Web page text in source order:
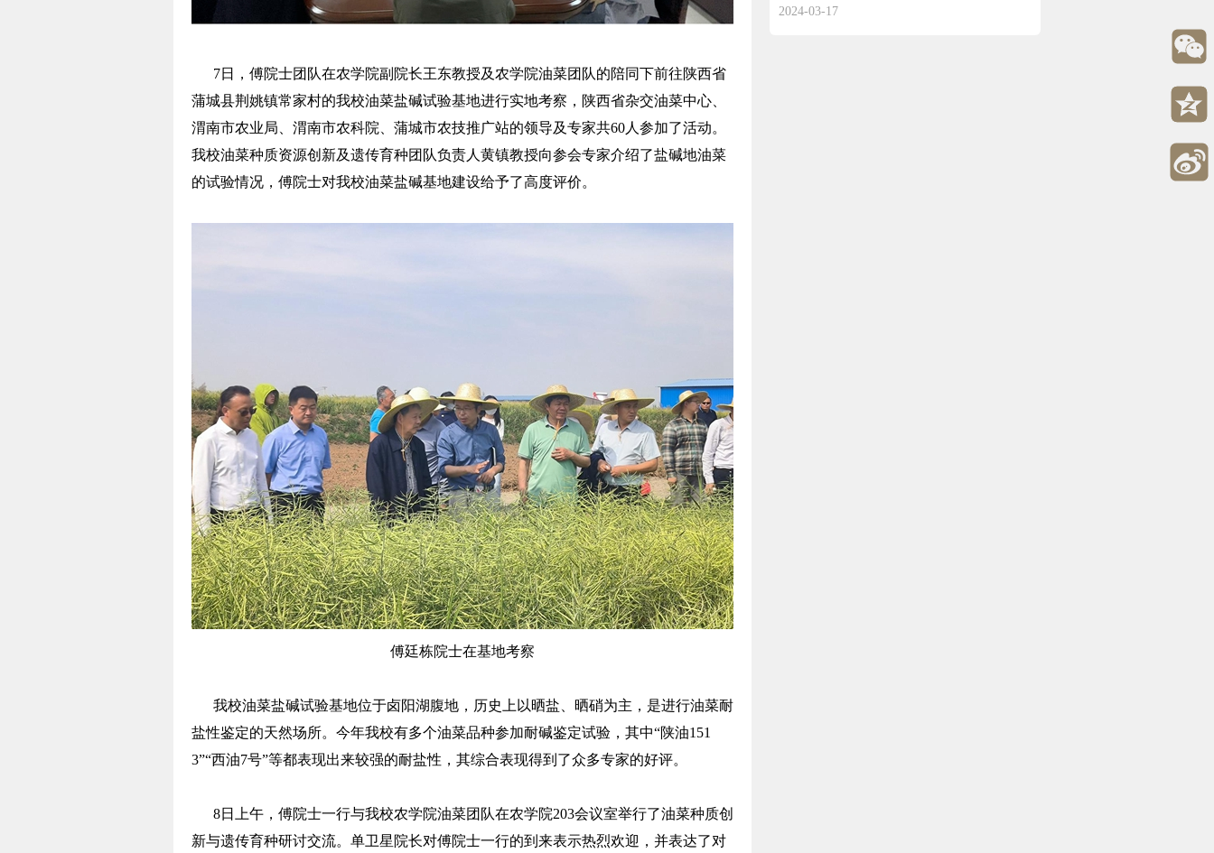
7日，傅院士团队在农学院副院长王东教授及农学院油菜团队的陪同下前往陕西省
蒲城县荆姚镇常家村的我校油菜盐碱试验基地进行实地考察，陕西省杂交油菜中心、
渭南市农业局、渭南市农科院、蒲城市农技推广站的领导及专家共60人参加了活动。
我校油菜种质资源创新及遗传育种团队负责人黄镇教授向参会专家介绍了盐碱地油菜
的试验情况，傅院士对我校油菜盐碱基地建设给予了高度评价。
傅廷栋院士在基地考察
我校油菜盐碱试验基地位于卤阳湖腹地，历史上以晒盐、晒硝为主，是进行油菜耐
盐性鉴定的天然场所。今年我校有多个油菜品种参加耐碱鉴定试验，其中“陕油151
3”“西油7号”等都表现出来较强的耐盐性，其综合表现得到了众多专家的好评。
8日上午，傅院士一行与我校农学院油菜团队在农学院203会议室举行了油菜种质创
新与遗传育种研讨交流。单卫星院长对傅院士一行的到来表示热烈欢迎，并表达了对
2024-03-17